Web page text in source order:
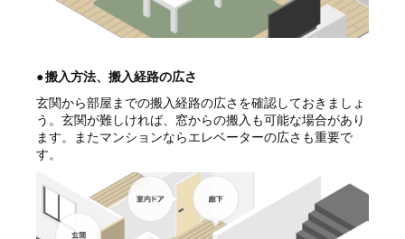
●搬入方法、搬入経路の広さ
玄関から部屋までの搬入経路の広さを確認しておきましょ
う。玄関が難しければ、窓からの搬入も可能な場合があり
ます。またマンションならエレベーターの広さも重要で
す。